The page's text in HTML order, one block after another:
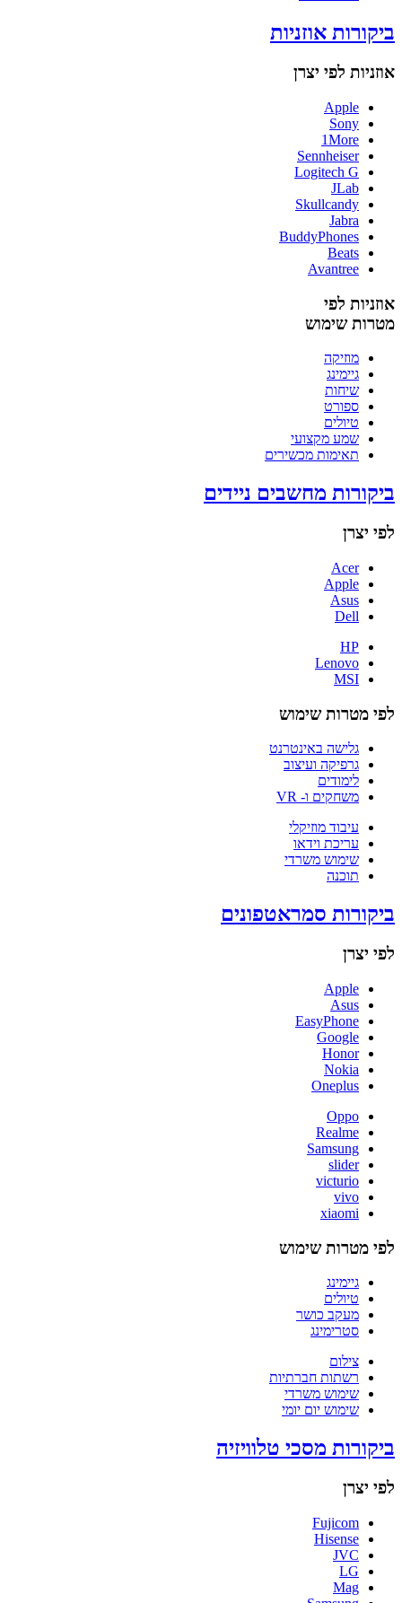
ביקורות אוזניות
אוזניות לפי יצרן
Apple
Sony
1More
Sennheiser
Logitech G
JLab
Skullcandy
Jabra
BuddyPhones
Beats
Avantree
אוזניות לפי
מטרות שימוש
מוזיקה
גיימינג
שיחות
ספורט
טיולים
שמע מקצועי
תאימות מכשירים
ביקורות מחשבים ניידים
לפי יצרן
Acer
Apple
Asus
Dell
HP
Lenovo
MSI
לפי מטרות שימוש
גלישה באינטרנט
גרפיקה ועיצוב
לימודים
משחקים ו- VR
עיבוד מוזיקלי
עריכת וידאו
שימוש משרדי
תוכנה
ביקורות סמראטפונים
לפי יצרן
Apple
Asus
EasyPhone
Google
Honor
Nokia
Oneplus
Oppo
Realme
Samsung
slider
victurio
vivo
xiaomi
לפי מטרות שימוש
גיימינג
טיולים
מעקב כושר
סטרימינג
צילום
רשתות חברתיות
שימוש משרדי
שימוש יום יומי
ביקורות מסכי טלוויזיה
לפי יצרן
Fujicom
Hisense
JVC
LG
Mag